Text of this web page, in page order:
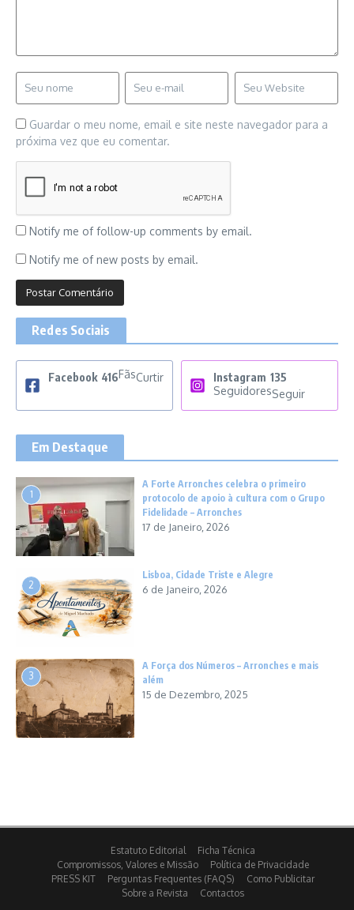
Guardar o meu nome, email e site neste navegador para a
próxima vez que eu comentar.
Notify me of follow-up comments by email.
Notify me of new posts by email.
Redes Sociais
Facebook 416FãsCurtir Instagram 135
SeguidoresSeguir
Em Destaque
1
A Forte Arronches celebra o primeiro
protocolo de apoio à cultura com o Grupo
Fidelidade – Arronches
17 de Janeiro, 2026
2
Lisboa, Cidade Triste e Alegre
6 de Janeiro, 2026
3
A Força dos Números – Arronches e mais
além
15 de Dezembro, 2025
Estatuto Editorial
Ficha Técnica
Compromissos, Valores e Missão
Política de Privacidade
PRESS KIT
Perguntas Frequentes (FAQS)
Como Publicitar
Sobre a Revista
Contactos